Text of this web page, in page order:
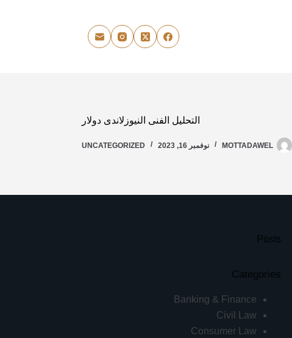
التحليل الفنى النيوزلاندى دولار
MOTTADAWEL نوفمبر 16, 2023 UNCATEGORIZED
Posts
Categories
Banking & Finance
Civil Law
Consumer Law